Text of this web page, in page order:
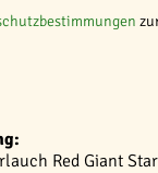
Red Giant Star